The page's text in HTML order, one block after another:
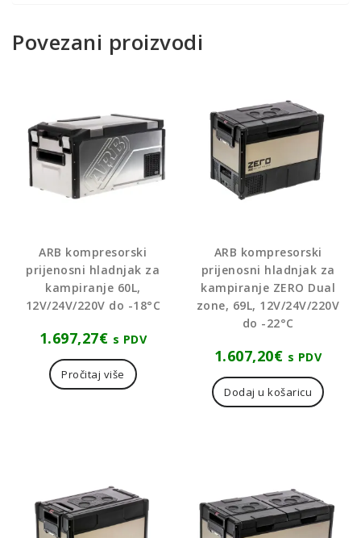
Povezani proizvodi
ARB kompresorski
prijenosni hladnjak za
kampiranje 60L,
12V/24V/220V do -18°C
1.697,27€ s PDV
Pročitaj više
ARB kompresorski
prijenosni hladnjak za
kampiranje ZERO Dual
zone, 69L, 12V/24V/220V
do -22°C
1.607,20€ s PDV
Dodaj u košaricu